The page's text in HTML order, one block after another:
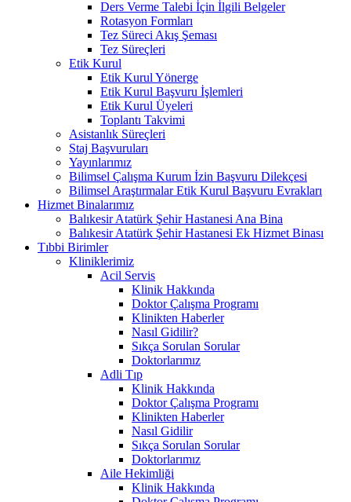
Ders Verme Talebi İçin İlgili Belgeler
Rotasyon Formları
Tez Süreci Akış Şeması
Tez Süreçleri
Etik Kurul
Etik Kurul Yönerge
Etik Kurul Başvuru İşlemleri
Etik Kurul Üyeleri
Toplantı Takvimi
Asistanlık Süreçleri
Staj Başvuruları
Yayınlarımız
Bilimsel Çalışma Kurum İzin Başvuru Dilekçesi
Bilimsel Araştırmalar Etik Kurul Başvuru Evrakları
Hizmet Binalarımız
Balıkesir Atatürk Şehir Hastanesi Ana Bina
Balıkesir Atatürk Şehir Hastanesi Ek Hizmet Binası
Tıbbi Birimler
Kliniklerimiz
Acil Servis
Klinik Hakkında
Doktor Çalışma Programı
Klinikten Haberler
Nasıl Gidilir?
Sıkça Sorulan Sorular
Doktorlarımız
Adli Tıp
Klinik Hakkında
Doktor Çalışma Programı
Klinikten Haberler
Nasıl Gidilir
Sıkça Sorulan Sorular
Doktorlarımız
Aile Hekimliği
Klinik Hakkında